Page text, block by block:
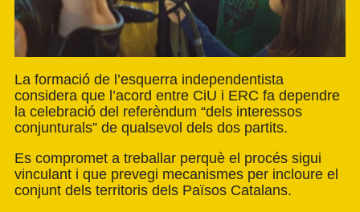
La formació de l’esquerra independentista
considera que l’acord entre CiU i ERC fa dependre
la celebració del referèndum “dels interessos
conjunturals” de qualsevol dels dos partits.
Es compromet a treballar perquè el procés sigui
vinculant i que prevegi mecanismes per incloure el
conjunt dels territoris dels Països Catalans.